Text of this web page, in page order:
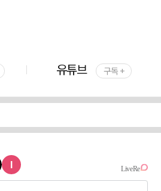
유튜브 구독 +